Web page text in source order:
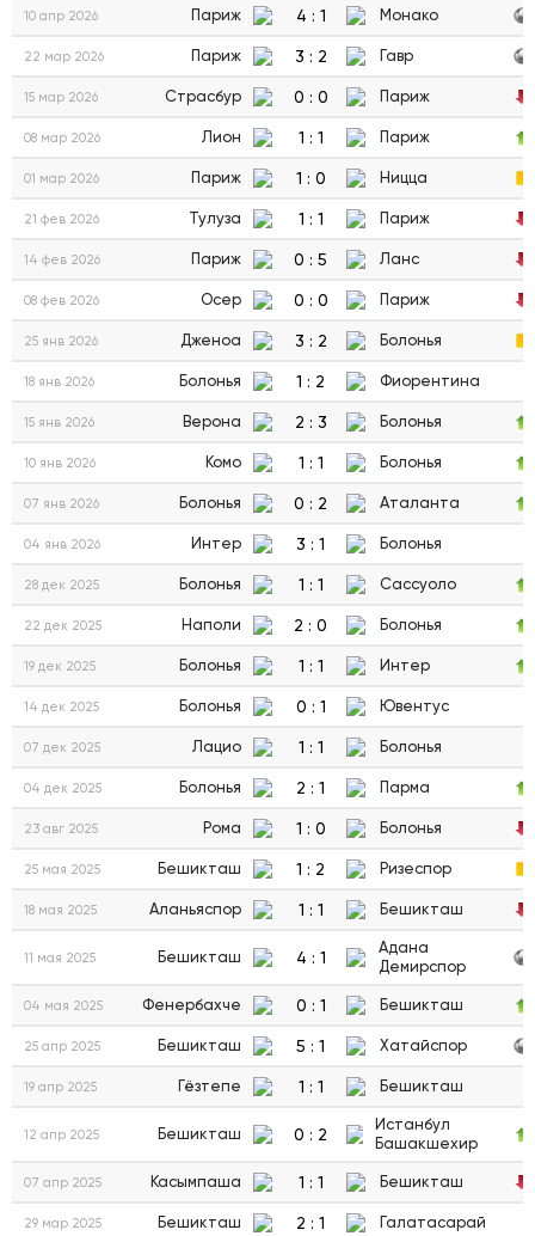
10 апр 2026 Париж 4 : 1 Монако
22 мар 2026 Париж 3 : 2 Гавр
15 мар 2026 Страсбур 0 : 0 Париж
08 мар 2026 Лион 1 : 1 Париж
01 мар 2026 Париж 1 : 0 Ницца
21 фев 2026 Тулуза 1 : 1 Париж
14 фев 2026 Париж 0 : 5 Ланс
08 фев 2026 Осер 0 : 0 Париж
25 янв 2026 Дженоа 3 : 2 Болонья
18 янв 2026 Болонья 1 : 2 Фиорентина
15 янв 2026 Верона 2 : 3 Болонья
10 янв 2026 Комо 1 : 1 Болонья
07 янв 2026 Болонья 0 : 2 Аталанта
04 янв 2026 Интер 3 : 1 Болонья
28 дек 2025 Болонья 1 : 1 Сассуоло
22 дек 2025 Наполи 2 : 0 Болонья
19 дек 2025 Болонья 1 : 1 Интер
14 дек 2025 Болонья 0 : 1 Ювентус
07 дек 2025 Лацио 1 : 1 Болонья
04 дек 2025 Болонья 2 : 1 Парма
23 авг 2025 Рома 1 : 0 Болонья
25 мая 2025 Бешикташ 1 : 2 Ризеспор
18 мая 2025 Аланьяспор 1 : 1 Бешикташ
11 мая 2025 Бешикташ 4 : 1
Адана
Демирспор
04 мая 2025 Фенербахче 0 : 1 Бешикташ
25 апр 2025 Бешикташ 5 : 1 Хатайспор
19 апр 2025 Гёзтепе 1 : 1 Бешикташ
12 апр 2025 Бешикташ 0 : 2
Истанбул
Башакшехир
07 апр 2025 Касымпаша 1 : 1 Бешикташ
29 мар 2025 Бешикташ 2 : 1 Галатасарай